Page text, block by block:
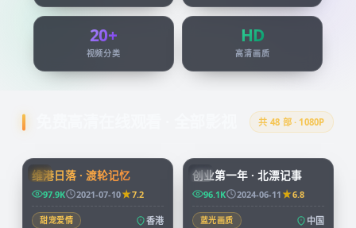
20+
视频分类
HD
高清画质
共 48 部 · 1080P
HK
维港日落 · 渡轮记忆
97.9K 2021-07-10 7.2
甜宠爱情 香港
CN
创业第一年 · 北漂记事
96.1K 2024-06-11 6.8
蓝光画质 中国